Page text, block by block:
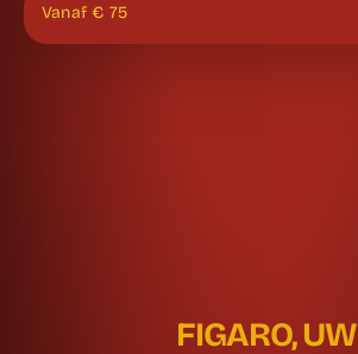
Vanaf € 75
FIGARO, UW